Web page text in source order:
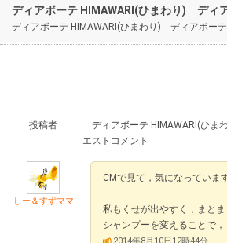
ディアボーテ HIMAWARI(ひまわり) ディ
ディアボーテ HIMAWARI(ひまわり) ディアボー
投稿者
ディアボーテ HIMAWARI(ひ
エストコメント
しー＆すずママ
CMで見て，気になっていま
私もくせが出やすく，まと
シャンプーを変えることで
2014年8月10日12時44分